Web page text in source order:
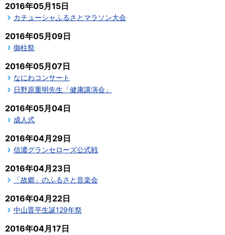
2016年05月15日
カチューシャふるさとマラソン大会
2016年05月09日
御柱祭
2016年05月07日
なにわコンサート
日野原重明先生「健康講演会」
2016年05月04日
成人式
2016年04月29日
信濃グランセローズ公式戦
2016年04月23日
「故郷」のふるさと音楽会
2016年04月22日
中山晋平生誕129年祭
2016年04月17日